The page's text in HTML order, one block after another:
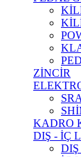
ZİNCİR
KADRO
DIŞ - İÇ